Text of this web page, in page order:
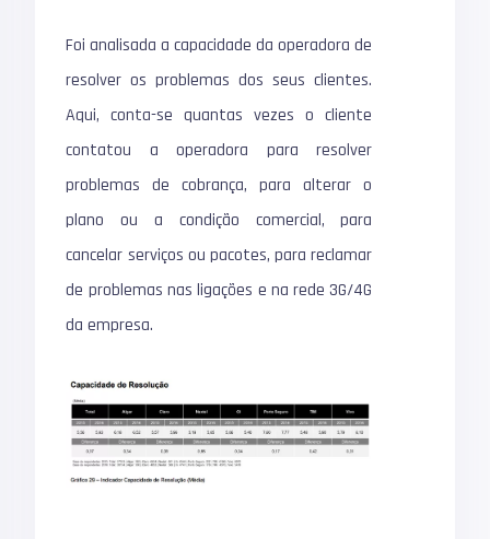
Foi analisada a capacidade da operadora de
resolver os problemas dos seus clientes.
Aqui, conta-se quantas vezes o cliente
contatou a operadora para resolver
problemas de cobrança, para alterar o
plano ou a condição comercial, para
cancelar serviços ou pacotes, para reclamar
de problemas nas ligações e na rede 3G/4G
da empresa.